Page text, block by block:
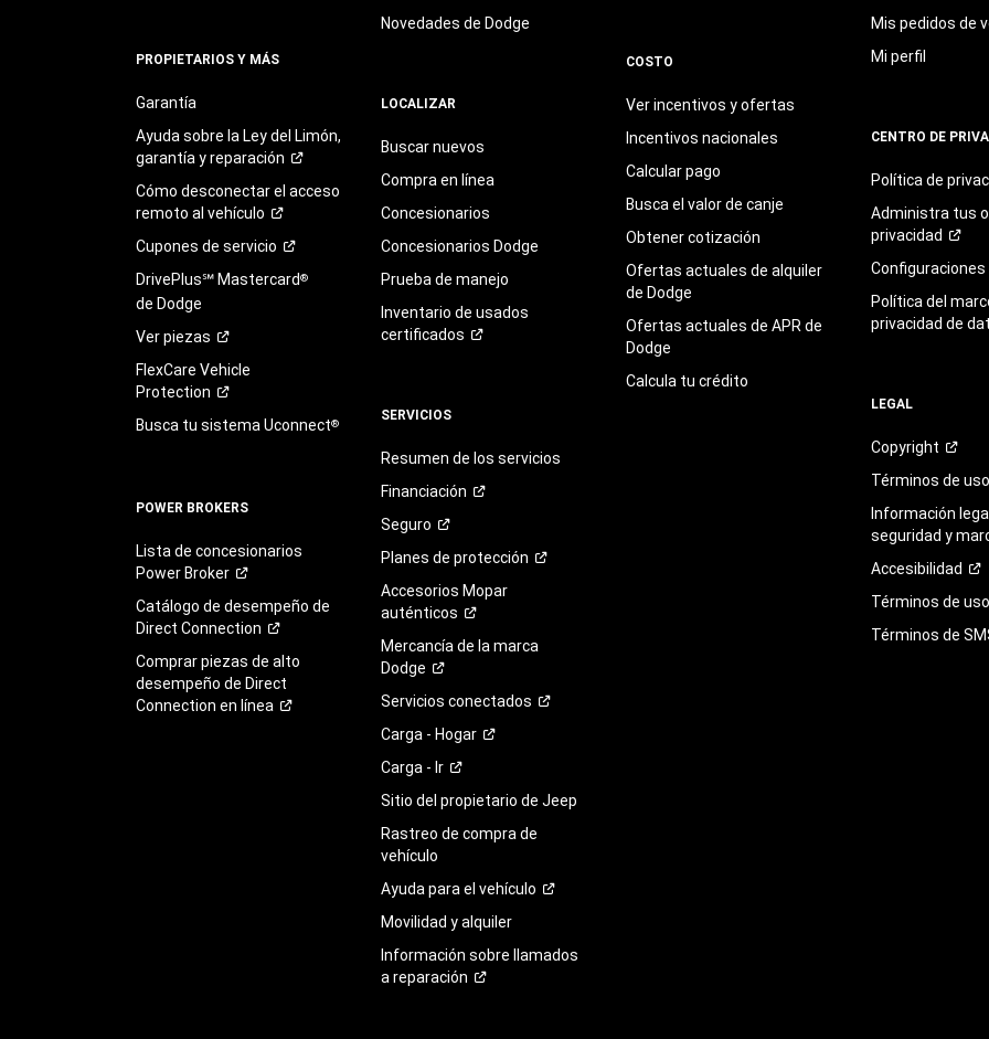
PROPIETARIOS Y MÁS
Garantía
Ayuda sobre la Ley del Limón,
garantía yreparación
Cómo desconectar el acceso
remoto al vehículo
Cupones de servicio
DrivePlus℠ Mastercard®
de Dodge
Verpiezas
FlexCare Vehicle
Protection
Busca tu sistema Uconnect®
POWER BROKERS
Lista de concesionarios
Power Broker
Catálogo de desempeño de
Direct Connection
Comprar piezas de alto
desempeño de Direct
Connection en línea
Novedades de Dodge
LOCALIZAR
Buscar nuevos
Compra en línea
Concesionarios
Concesionarios Dodge
Prueba de manejo
Inventario de usados
certificados
SERVICIOS
Resumen de los servicios
Financiación
Seguro
Planes de protección
Accesorios Mopar
auténticos
Mercancía de la marca
Dodge
Servicios conectados
Carga - Hogar
Carga - Ir
Sitio del propietario de Jeep
Rastreo de compra de
vehículo
Ayuda para el vehículo
Movilidad y alquiler
Información sobre llamados
a reparación
COSTO
Ver incentivos y ofertas
Incentivos nacionales
Calcular pago
Busca el valor de canje
Obtener cotización
Ofertas actuales de alquiler
de Dodge
Ofertas actuales de APR de
Dodge
Calcula tu crédito
Mis pedidos de
Mi perfil
CENTRO DE
Política de
Administra tus
privacidad
Configuraciones
Política del
privacidad de
LEGAL
Copyright
Términos deuso
Información
seguridad y
Accesibilidad
Términos de
Términos de